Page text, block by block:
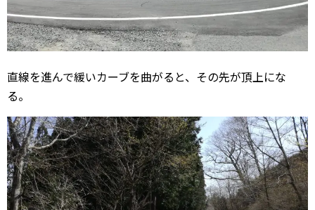
直線を進んで緩いカーブを曲がると、その先が頂上にな
る。